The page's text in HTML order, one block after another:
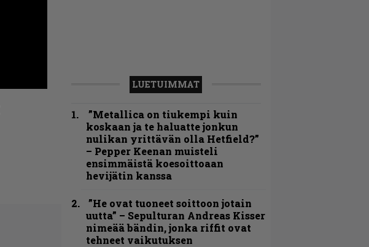
LUETUIMMAT
”Metallica on tiukempi kuin
koskaan ja te haluatte jonkun
nulikan yrittävän olla Hetfield?”
– Pepper Keenan muisteli
ensimmäistä koesoittoaan
hevijätin kanssa
”He ovat tuoneet soittoon jotain
uutta” – Sepulturan Andreas Kisser
nimeää bändin, jonka riffit ovat
tehneet vaikutuksen